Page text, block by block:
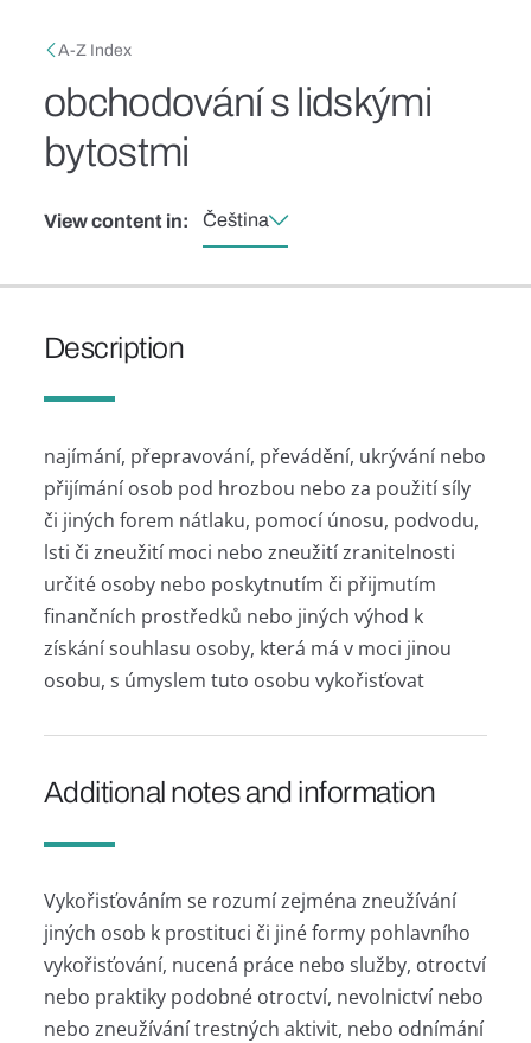
Breadcrumb
A-Z Index
obchodování s lidskými
bytostmi
View content in: Čeština
Description
najímání, přepravování, převádění, ukrývání nebo
přijímání osob pod hrozbou nebo za použití síly
či jiných forem nátlaku, pomocí únosu, podvodu,
lsti či zneužití moci nebo zneužití zranitelnosti
určité osoby nebo poskytnutím či přijmutím
finančních prostředků nebo jiných výhod k
získání souhlasu osoby, která má v moci jinou
osobu, s úmyslem tuto osobu vykořisťovat
Additional notes and information
Vykořisťováním se rozumí zejména zneužívání
jiných osob k prostituci či jiné formy pohlavního
vykořisťování, nucená práce nebo služby, otroctví
nebo praktiky podobné otroctví, nevolnictví nebo
nebo zneužívání trestných aktivit, nebo odnímání